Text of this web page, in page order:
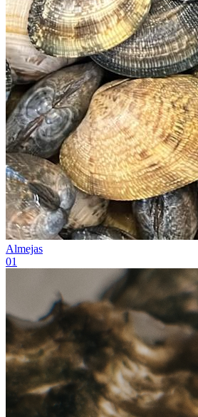
Almejas
01